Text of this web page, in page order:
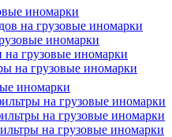
иномарки
на грузовые иномарки
иномарки
грузовые иномарки
на грузовые иномарки
иномарки
на грузовые иномарки
на грузовые иномарки
на грузовые иномарки